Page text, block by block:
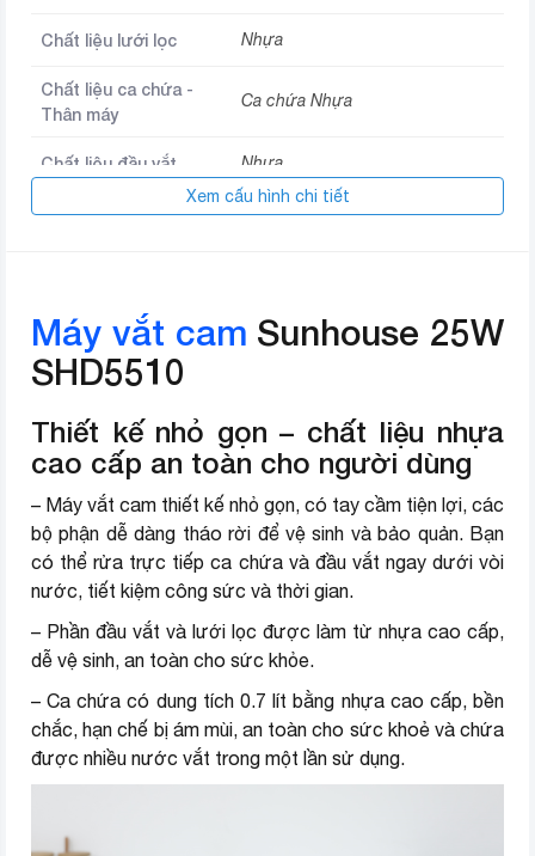
Chất liệu lưới lọc Nhựa
Chất liệu ca chứa -
Thân máy
Ca chứa Nhựa
Chất liệu đầu vắt Nhựa
Tự động đảo chiều vắt
Chế độ an toàn
Tự ngắt khi quá nhiệt
Kích thước - Khối
lượng
Cao 19 cm – Ngang 18.5 cm –
Sâu 12 cm – Nặng 0.7 kg
Chiều dài dây điện 93 cm
Sản xuất
Năm ra mắt 2024
Xem cấu hình chi tiết
Máy vắt cam Sunhouse 25W
SHD5510
Thiết kế nhỏ gọn – chất liệu nhựa
cao cấp an toàn cho người dùng
– Máy vắt cam thiết kế nhỏ gọn, có tay cầm tiện lợi, các
bộ phận dễ dàng tháo rời để vệ sinh và bảo quản. Bạn
có thể rửa trực tiếp ca chứa và đầu vắt ngay dưới vòi
nước, tiết kiệm công sức và thời gian.
– Phần đầu vắt và lưới lọc được làm từ nhựa cao cấp,
dễ vệ sinh, an toàn cho sức khỏe.
– Ca chứa có dung tích 0.7 lít bằng nhựa cao cấp, bền
chắc, hạn chế bị ám mùi, an toàn cho sức khoẻ và chứa
được nhiều nước vắt trong một lần sử dụng.